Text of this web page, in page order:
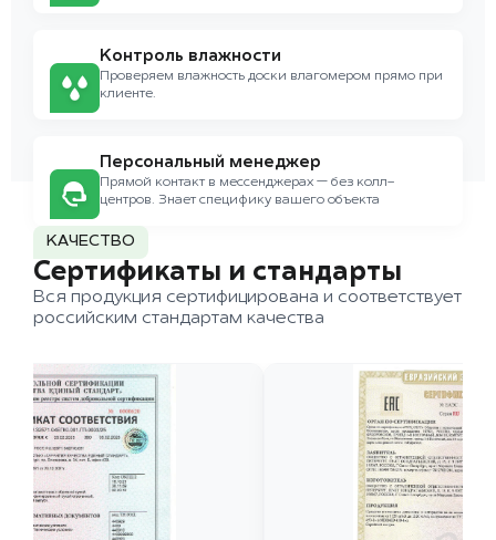
Контроль влажности
Проверяем влажность доски влагомером прямо при
клиенте.
Персональный менеджер
Прямой контакт в мессенджерах — без колл-
центров. Знает специфику вашего объекта
КАЧЕСТВО
Сертификаты и стандарты
Вся продукция сертифицирована и соответствует
российским стандартам качества